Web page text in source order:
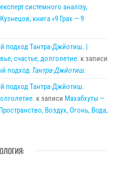
системного аналізу,
книга «9 Грах — 9
подход Тантра-Джйотиш. |
счастье, долголетие. к записи
подход Тантра-Джйотиш.
подход Тантра-Джйотиш.
к записи Махабхуты —
Воздух, Огонь, Вода,